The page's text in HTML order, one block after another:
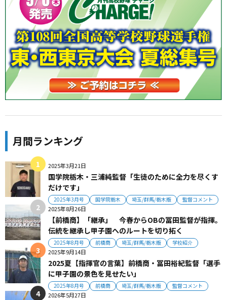
月間ランキング
2025年3月21日
国学院栃木・三浦純監督「生徒のために全力を尽くす
だけです」
2025年3月号 国学院栃木 埼玉/群馬/栃木版 監督コメント
2025年8月26日
【前橋商】「継承」 今春からOBの冨田監督が指揮。
伝統を継承し甲子園へのルートを切り拓く
2025年8月号 前橋商 埼玉/群馬/栃木版 学校紹介
2025年9月14日
2025夏【指揮官の言葉】前橋商・冨田裕紀監督「選手
に甲子園の景色を見せたい」
2025年8月号 前橋商 埼玉/群馬/栃木版 監督コメント
2026年5月27日